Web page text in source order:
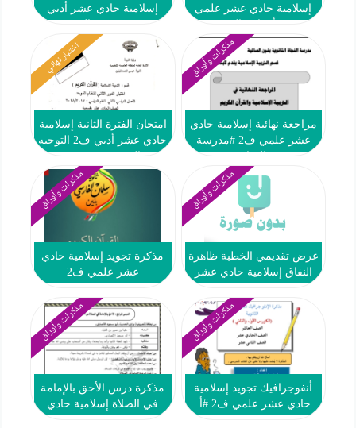
إسلامية حادي عشر علمي
إسلامية حادي عشر أدبي
2018
مذكرات وأوراق
مراجعة نهائية إسلامية حادي
عشر علمي ف2 #مدرسة
اختبار نهائي
امتحان الفترة الثانية إسلامية
حادي عشر أدبي ف2 التوجيه
مذكرات وأوراق
عرض تقديمي الخطبة ظاهرة
النفاق إسلامية حادي عشر
مذكرات وأوراق
مذكرة تجويد إسلامية حادي
عشر علمي ف2
مذكرات وأوراق
أنفوجرافيك تجويد إسلامية
حادي عشر علمي ف2 #أ.
مذكرات وأوراق
مذكرة درس الأحق بالإمامة
في الصلاة إسلامية حادي